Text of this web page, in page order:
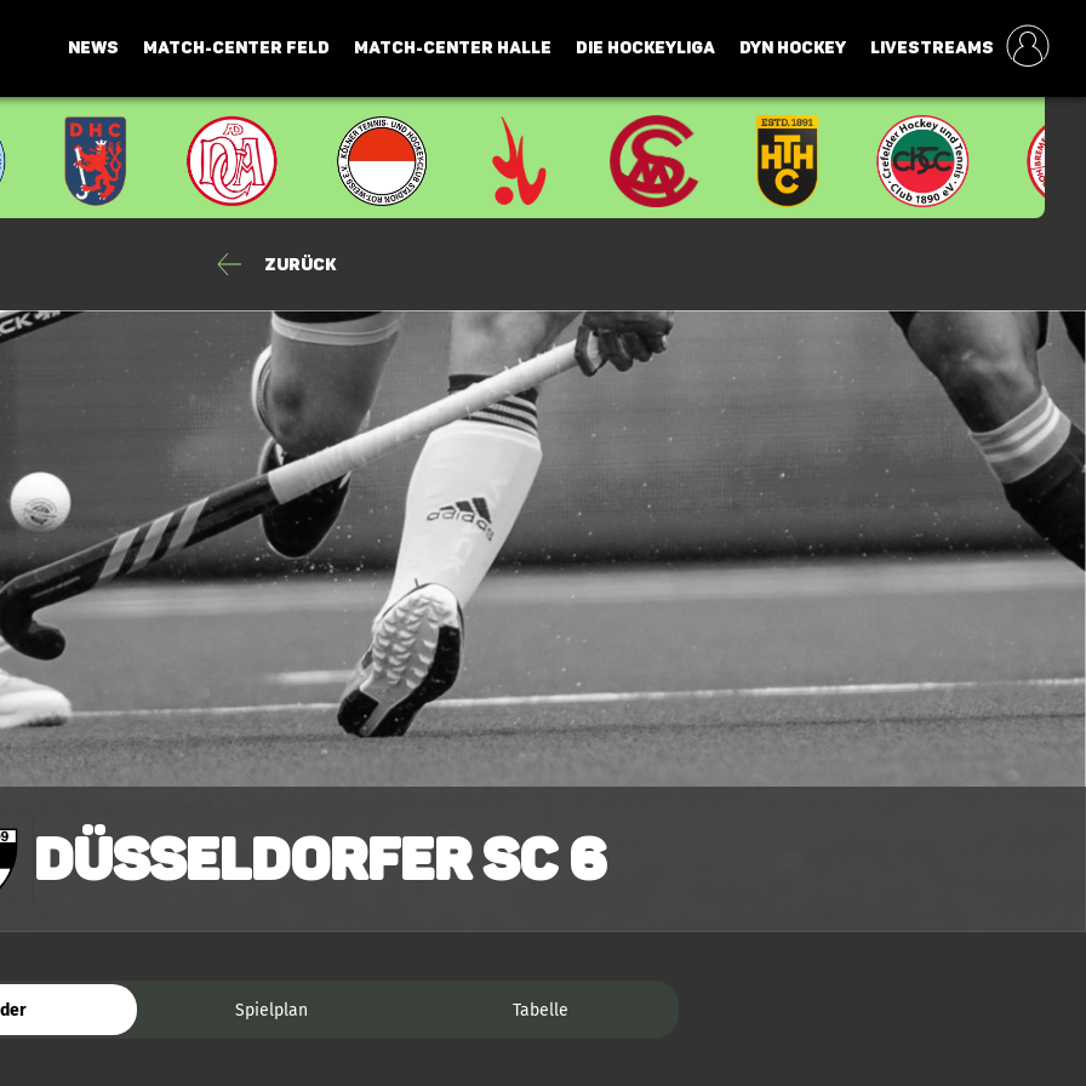
NEWS MATCH-CENTER FELD MATCH-CENTER HALLE DIE HOCKEYLIGA DYN HOCKEY LIVESTREAMS
Zurück
Düsseldorfer SC 6
Spielplan Tabelle